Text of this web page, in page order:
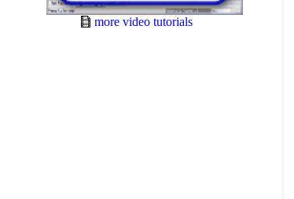
more video tutorials